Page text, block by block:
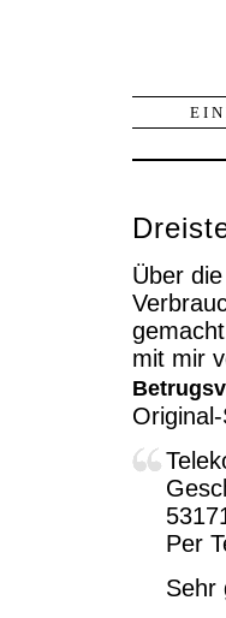
Über
mit mir
Per
Sehr